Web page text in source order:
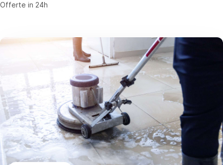
Offerte in 24h